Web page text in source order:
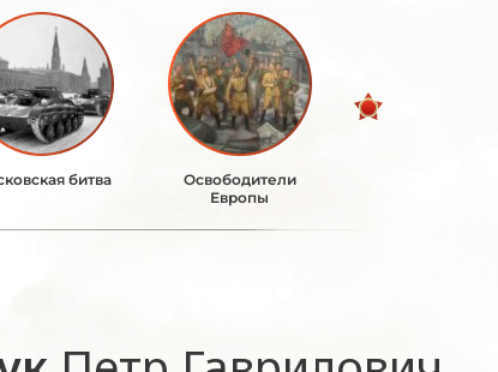
битва
Освободители
Европы